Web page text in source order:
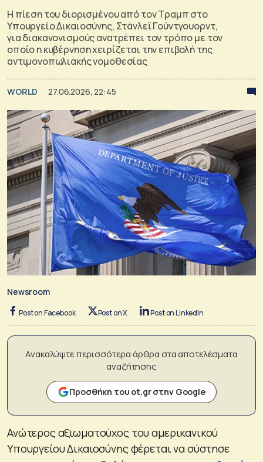
Η πίεση του διορισμένου από τον Τραμπ στο
Υπουργείο Δικαιοσύνης, Στάνλεϊ Γούντγουορντ,
για διακανονισμούς ανατρέπει τον τρόπο με τον
οποίο η κυβέρνηση χειρίζεται την επιβολή της
αντιμονοπωλιακής νομοθεσίας
WORLD 27.06.2026, 22:45
Newsroom
Post on Facebook Post on X Post on LinkedIn
Ανακαλύψτε περισσότερα άρθρα στα αποτελέσματα
αναζήτησης
Προσθήκη του ot.gr στην Google
Ανώτερος αξιωματούχος του αμερικανικού
Υπουργείου Δικαιοσύνης φέρεται να σύστησε